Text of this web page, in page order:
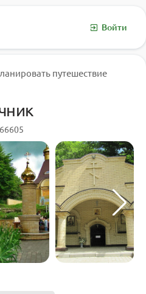
Войти
путешествие